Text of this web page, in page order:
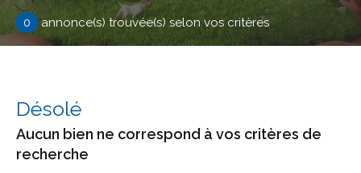
0 annonce(s) trouvée(s) selon vos critères
Désolé
Aucun bien ne correspond à vos critères de
recherche
Type
d'offre
Vente
Ville